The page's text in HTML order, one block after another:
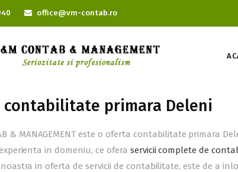
office@vm-contab.ro
primara Deleni
& MANAGEMENT este o oferta contabilitate primara
in domeniu, ce ofera servicii complete de
in oferta de servicii de contabilitate, este de a